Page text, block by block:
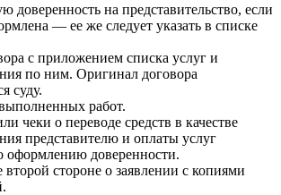
доверенность на представительство, если
— ее же следует указать в списке
с приложением списка услуг и
по ним. Оригинал договора
суду.
работ.
чеки о переводе средств в качестве
представителю и оплаты услуг
оформлению доверенности.
второй стороне о заявлении с копиями